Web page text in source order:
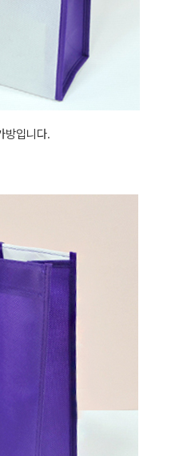
방입니다.